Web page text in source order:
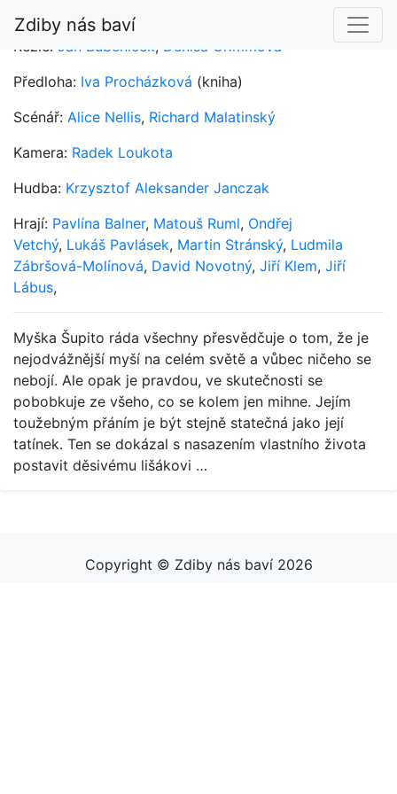
Zdiby nás baví
Režie: Jan Bubeníček, Denisa Grimmová
Předloha: Iva Procházková (kniha)
Scénář: Alice Nellis, Richard Malatinský
Kamera: Radek Loukota
Hudba: Krzysztof Aleksander Janczak
Hrají: Pavlína Balner, Matouš Ruml, Ondřej
Vetchý, Lukáš Pavlásek, Martin Stránský, Ludmila
Zábršová-Molínová, David Novotný, Jiří Klem, Jiří
Lábus,
Myška Šupito ráda všechny přesvědčuje o tom, že je
nejodvážnější myší na celém světě a vůbec ničeho se
nebojí. Ale opak je pravdou, ve skutečnosti se
pobobkuje ze všeho, co se kolem jen mihne. Jejím
toužebným přáním je být stejně statečná jako její
tatínek. Ten se dokázal s nasazením vlastního života
postavit děsivému lišákovi …
Copyright © Zdiby nás baví 2026